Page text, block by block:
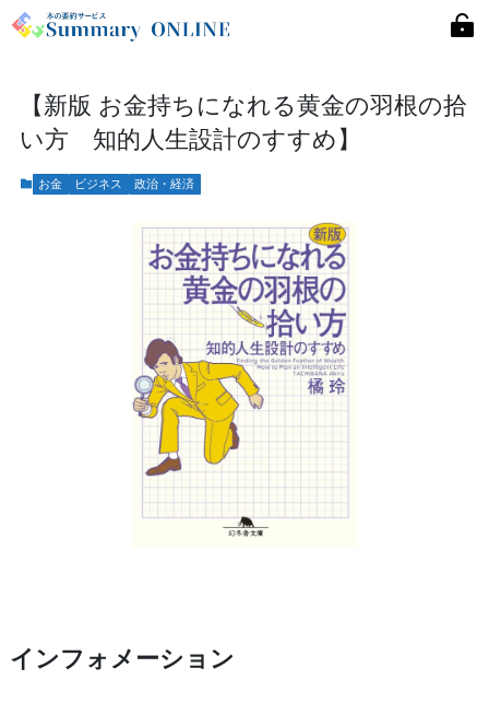
【新版 お金持ちになれる黄金の羽根の拾
い方 知的人生設計のすすめ】
お金 ビジネス 政治・経済
インフォメーション